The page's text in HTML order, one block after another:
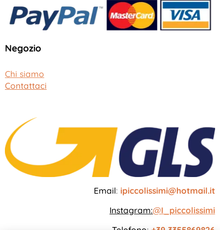
Negozio
Chi siamo
Contattaci
Email: ipiccolissimi@hotmail.it
Instagram:@I_piccolissimi